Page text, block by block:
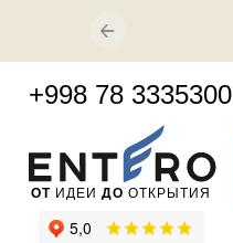
ОТ ИДЕИ ДО ОТКРЫТИЯ
+998 78 3335300